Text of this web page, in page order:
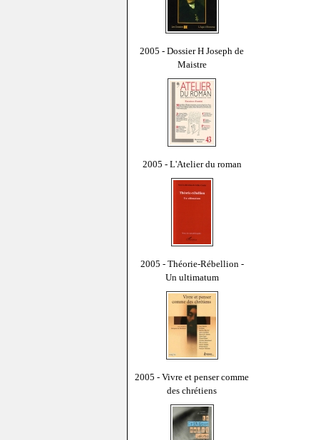
2005 - Dossier H Joseph de
Maistre
2005 - L'Atelier du roman
2005 - Théorie-Rébellion -
Un ultimatum
2005 - Vivre et penser comme
des chrétiens